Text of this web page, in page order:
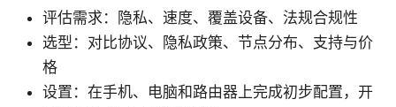
评估需求：隐私、速度、覆盖设备、法规合规性
选型：对比协议、隐私政策、节点分布、支持与价
格
设置：在手机、电脑和路由器上完成初步配置，开